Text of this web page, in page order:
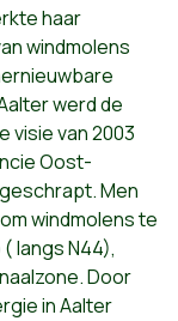
haar
windmolens
werd de
visie van 2003
Oost-
Men
windmolens te
langs N44),
Door
in Aalter